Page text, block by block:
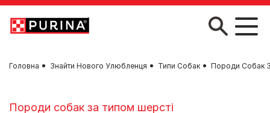
Skip to main content
Головна Знайти Нового Улюбленця Типи Собак Породи Собак
Породи собак за типом шерсті